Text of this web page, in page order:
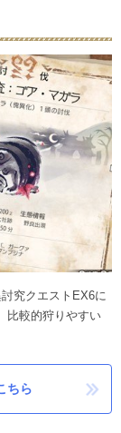
究クエストEX6に
比較的狩りやすい
ちら